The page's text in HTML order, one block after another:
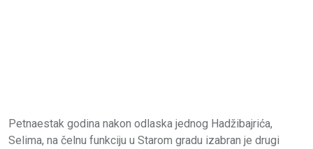
Petnaestak godina nakon odlaska jednog Hadžibajrića,
Selima, na čelnu funkciju u Starom gradu izabran je drugi